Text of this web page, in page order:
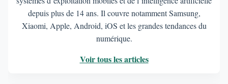
depuis plus de 14 ans. Il couvre notamment Samsung,
Xiaomi, Apple, Android, iOS et les grandes tendances du
numérique.
Voir tous les articles